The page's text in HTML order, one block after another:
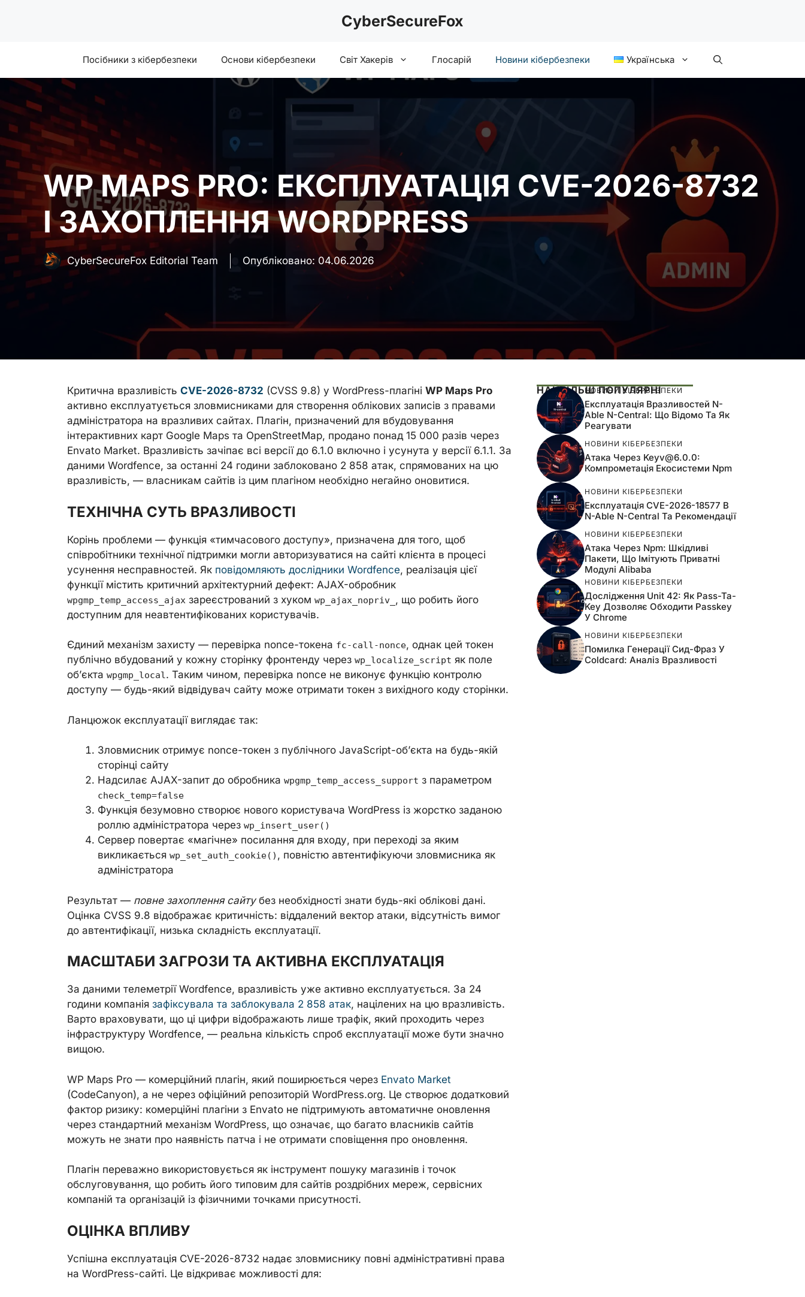
CyberSecureFox
Посібники з кібербезпеки Основи кібербезпеки Світ Хакерів Глосарій Новини кібербезпеки Українська
WP MAPS PRO: ЕКСПЛУАТАЦІЯ CVE-2026-8732
І ЗАХОПЛЕННЯ WORDPRESS
CyberSecureFox Editorial Team Опубліковано: 04.06.2026
Критична вразливість CVE-2026-8732 (CVSS 9.8) у WordPress-плагіні WP Maps Pro
активно експлуатується зловмисниками для створення облікових записів з правами
адміністратора на вразливих сайтах. Плагін, призначений для вбудовування
інтерактивних карт Google Maps та OpenStreetMap, продано понад 15 000 разів через
Envato Market. Вразливість зачіпає всі версії до 6.1.0 включно і усунута у версії 6.1.1. За
даними Wordfence, за останні 24 години заблоковано 2 858 атак, спрямованих на цю
вразливість, — власникам сайтів із цим плагіном необхідно негайно оновитися.
ТЕХНІЧНА СУТЬ ВРАЗЛИВОСТІ
Корінь проблеми — функція «тимчасового доступу», призначена для того, щоб
співробітники технічної підтримки могли авторизуватися на сайті клієнта в процесі
усунення несправностей. Як повідомляють дослідники Wordfence, реалізація цієї
функції містить критичний архітектурний дефект: AJAX-обробник
wpgmp_temp_access_ajax зареєстрований з хуком wp_ajax_nopriv_
, що робить його
доступним для неавтентифікованих користувачів.
Єдиний механізм захисту — перевірка nonce-токена fc-call-nonce, однак цей токен
публічно вбудований у кожну сторінку фронтенду через wp_localize_script як поле
об’єкта wpgmp_local. Таким чином, перевірка nonce не виконує функцію контролю
доступу — будь-який відвідувач сайту може отримати токен з вихідного коду сторінки.
Ланцюжок експлуатації виглядає так:
Зловмисник отримує nonce-токен з публічного JavaScript-об’єкта на будь-якій
сторінці сайту
Надсилає AJAX-запит до обробника wpgmp_temp_access_support з параметром
check_temp=false
Функція безумовно створює нового користувача WordPress із жорстко заданою
роллю адміністратора через wp_insert_user()
Сервер повертає «магічне» посилання для входу, при переході за яким
викликається wp_set_auth_cookie() , повністю автентифікуючи зловмисника як
адміністратора
Результат — повне захоплення сайтубез необхідності знати будь-які облікові дані.
Оцінка CVSS 9.8 відображає критичність: віддалений вектор атаки, відсутність вимог
до автентифікації, низька складність експлуатації.
МАСШТАБИ ЗАГРОЗИ ТА АКТИВНА ЕКСПЛУАТАЦІЯ
За даними телеметрії Wordfence, вразливість уже активно експлуатується. За 24
години компанія зафіксувала та заблокувала 2 858 атак, націлених на цю вразливість.
Варто враховувати, що ці цифри відображають лише трафік, який проходить через
інфраструктуру Wordfence, — реальна кількість спроб експлуатації може бути значно
вищою.
WP Maps Pro — комерційний плагін, який поширюється через Envato Market
(CodeCanyon), а не через офіційний репозиторій WordPress.org. Це створює додатковий
фактор ризику: комерційні плагіни з Envato не підтримують автоматичне оновлення
через стандартний механізм WordPress, що означає, що багато власників сайтів
можуть не знати про наявність патча і не отримати сповіщення про оновлення.
Плагін переважно використовується як інструмент пошуку магазинів і точок
обслуговування, що робить його типовим для сайтів роздрібних мереж, сервісних
компаній та організацій із фізичними точками присутності.
ОЦІНКА ВПЛИВУ
Успішна експлуатація CVE-2026-8732 надає зловмиснику повні адміністративні права
на WordPress-сайті. Це відкриває можливості для:
НАЙБІЛЬШ ПОПУЛЯРНІ
НОВИНИ КІБЕРБЕЗПЕКИ
Експлуатація Вразливостей N-
Able N-Central: Що Відомо Та Як
Реагувати
НОВИНИ КІБЕРБЕЗПЕКИ
Атака Через Keyv@6.0.0:
Компрометація Екосистеми Npm
НОВИНИ КІБЕРБЕЗПЕКИ
Експлуатація CVE-2026-18577 В
N-Able N-Central Та Рекомендації
НОВИНИ КІБЕРБЕЗПЕКИ
Атака Через Npm: Шкідливі
Пакети, Що Імітують Приватні
Модулі Alibaba
НОВИНИ КІБЕРБЕЗПЕКИ
Дослідження Unit 42: Як Pass-Ta-
Key Дозволяє Обходити Passkey
У Chrome
НОВИНИ КІБЕРБЕЗПЕКИ
Помилка Генерації Сид-Фраз У
Coldcard: Аналіз Вразливості